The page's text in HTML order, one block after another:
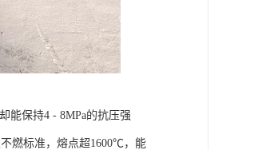
能保持4 - 8MPa的抗压强
燃标准，熔点超1600℃，能